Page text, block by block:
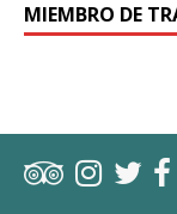
MIEMBRO DE